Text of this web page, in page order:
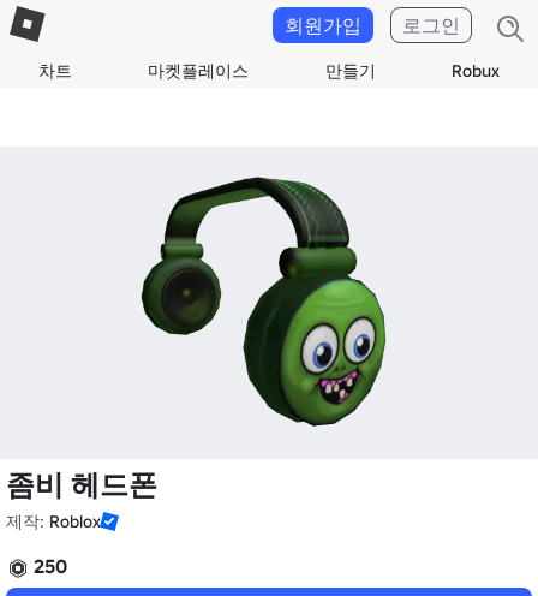
차트 마켓플레이스 만들기 Robux
회원가입 로그인
좀비 헤드폰
제작: Roblox
250